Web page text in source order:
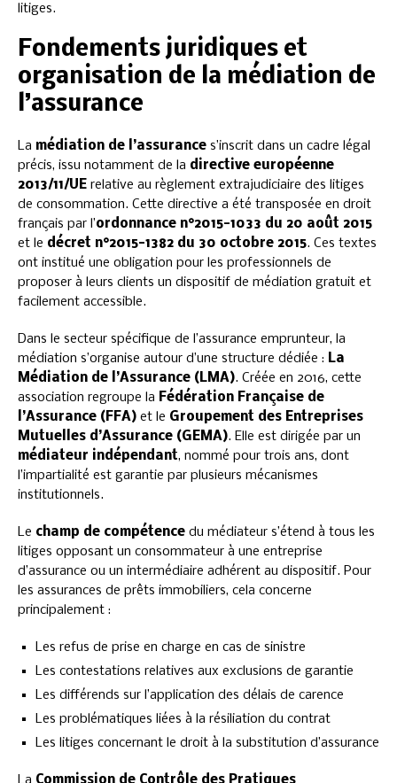
litiges.
Fondements juridiques et
organisation de la médiation de
l’assurance
La médiation de l’assurance s’inscrit dans un cadre légal
précis, issu notamment de la directive européenne
2013/11/UE relative au règlement extrajudiciaire des litiges
de consommation. Cette directive a été transposée en droit
français par l’ordonnance n°2015-1033 du 20 août 2015
et le décret n°2015-1382 du 30 octobre 2015. Ces textes
ont institué une obligation pour les professionnels de
proposer à leurs clients un dispositif de médiation gratuit et
facilement accessible.
Dans le secteur spécifique de l’assurance emprunteur, la
médiation s’organise autour d’une structure dédiée : La
Médiation de l’Assurance (LMA). Créée en 2016, cette
association regroupe la Fédération Française de
l’Assurance (FFA) et le Groupement des Entreprises
Mutuelles d’Assurance (GEMA). Elle est dirigée par un
médiateur indépendant, nommé pour trois ans, dont
l’impartialité est garantie par plusieurs mécanismes
institutionnels.
Le champ de compétence du médiateur s’étend à tous les
litiges opposant un consommateur à une entreprise
d’assurance ou un intermédiaire adhérent au dispositif. Pour
les assurances de prêts immobiliers, cela concerne
principalement :
Les refus de prise en charge en cas de sinistre
Les contestations relatives aux exclusions de garantie
Les différends sur l’application des délais de carence
Les problématiques liées à la résiliation du contrat
Les litiges concernant le droit à la substitution d’assurance
La Commission de Contrôle des Pratiques